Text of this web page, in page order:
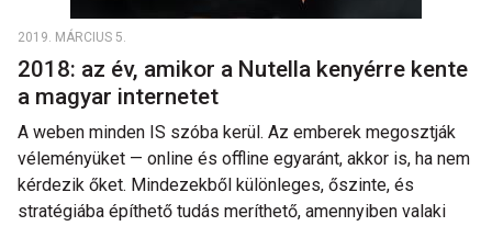
2019. MÁRCIUS 5.
2018: az év, amikor a Nutella kenyérre kente
a magyar internetet
A weben minden IS szóba kerül. Az emberek megosztják
véleményüket — online és offline egyaránt, akkor is, ha nem
kérdezik őket. Mindezekből különleges, őszinte, és
stratégiába építhető tudás meríthető, amennyiben valaki